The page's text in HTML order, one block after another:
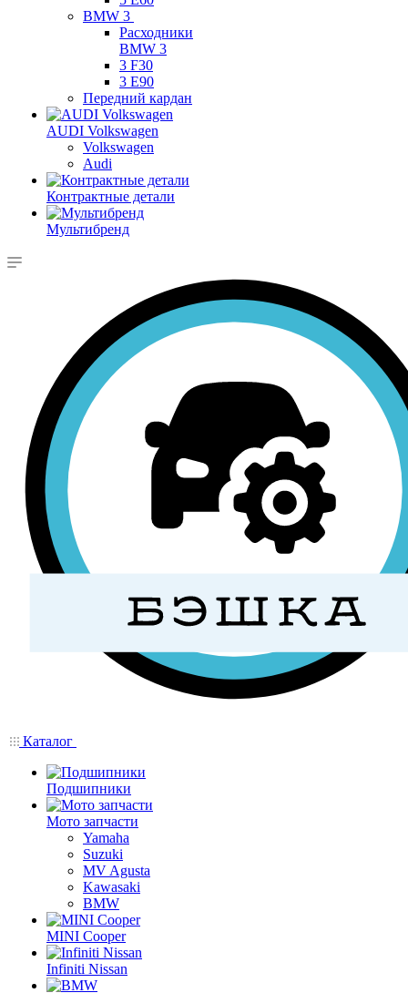
BMW 3
Расходники
BMW 3
3 F30
3 E90
Передний кардан
AUDI Volkswagen
Volkswagen
Audi
Контрактные детали
Мультибренд
Каталог
Подшипники
Мото запчасти
Yamaha
Suzuki
MV Agusta
Kawasaki
BMW
MINI Cooper
Infiniti Nissan